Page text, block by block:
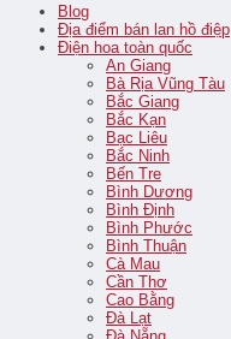
Blog
Địa điểm bán lan hồ điệp
Điện hoa toàn quốc
An Giang
Bà Rịa Vũng Tàu
Bắc Giang
Bắc Kạn
Bạc Liêu
Bắc Ninh
Bến Tre
Bình Dương
Bình Định
Bình Phước
Bình Thuận
Cà Mau
Cần Thơ
Cao Bằng
Đà Lạt